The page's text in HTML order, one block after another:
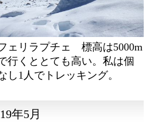
ェリラプチェ 標高は5000m
くととても高い。私は個
し1人でトレッキング。
年5月